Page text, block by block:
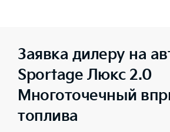
Заявка дилеру на
Sportage Люкс 2.0
Многоточечный
топлива